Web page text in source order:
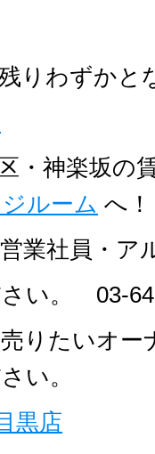
りわずかと
・神楽坂の
ルーム へ！
業社員・ア
さい。 03-
りたいオー
い。
黒店